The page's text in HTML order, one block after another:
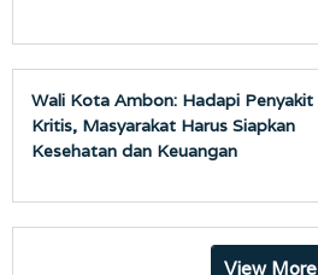
Wali Kota Ambon: Hadapi Penyakit
Kritis, Masyarakat Harus Siapkan
Kesehatan dan Keuangan
View More